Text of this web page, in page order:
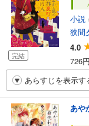
完結
小説
狭間
4.0
726
あらすじを表示す
あや